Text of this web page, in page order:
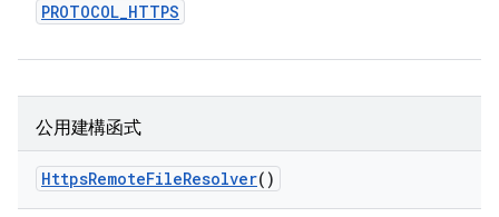
PROTOCOL_HTTPS
公用建構函式
HttpsRemoteFileResolver()